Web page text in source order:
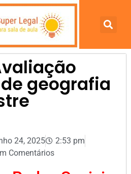
geografia
24, 2025
2:53 pm
Comentários